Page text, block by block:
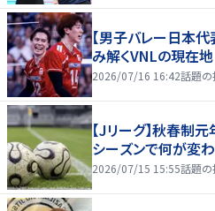
【男子バレー日本
み解くVNLの現在地
2026/07/16 16:42話題の
【Jリーグ】秋春制
シーズンで何が変
2026/07/15 15:55話題の